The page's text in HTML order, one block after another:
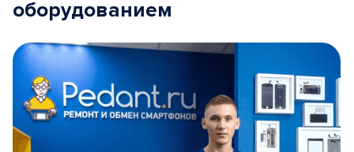
оборудованием